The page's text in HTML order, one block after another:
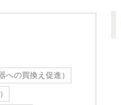
への買換え促進）